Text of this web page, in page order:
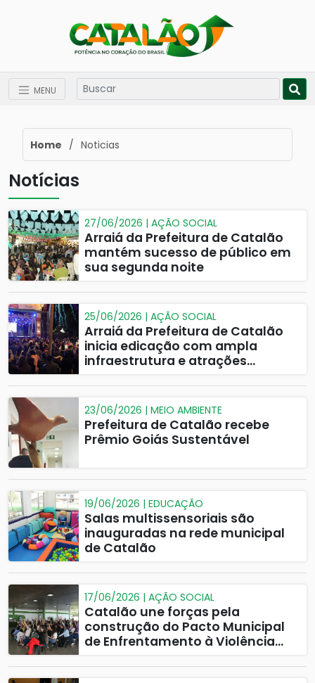
MENU
Home / Noticias
Notícias
27/06/2026 | AÇÃO SOCIAL
Arraiá da Prefeitura de Catalão
mantém sucesso de público em
sua segunda noite
25/06/2026 | AÇÃO SOCIAL
Arraiá da Prefeitura de Catalão
inicia edicação com ampla
infraestrutura e atrações
23/06/2026 | MEIO AMBIENTE
Prefeitura de Catalão recebe
Prêmio Goiás Sustentável
19/06/2026 | EDUCAÇÃO
Salas multissensoriais são
inauguradas na rede municipal
de Catalão
17/06/2026 | AÇÃO SOCIAL
Catalão une forças pela
construção do Pacto Municipal
de Enfrentamento à Violência